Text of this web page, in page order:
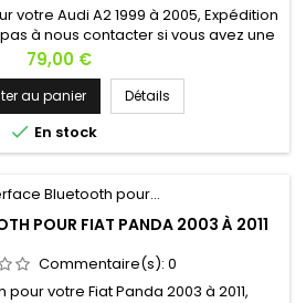
votre Audi A2 1999 à 2005, Expédition
à nous contacter si vous avez une
question !
Prix
79,00 €
au panier Détails
 En stock
POUR FIAT PANDA 2003 À 2011
Commentaire(s): 0
votre Fiat Panda 2003 à 2011,